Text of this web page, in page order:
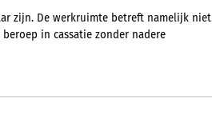
zijn. De werkruimte betreft namelijk niet
in cassatie zonder nadere